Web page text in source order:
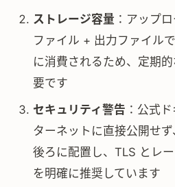
ストレージ容量 ：アップ
ファイル + 出力ファイル
に消費されるため、定期
要です
セキュリティ警告 ：公式
ターネットに直接公開せ
後ろに配置し、TLS とレ
を明確に推奨しています